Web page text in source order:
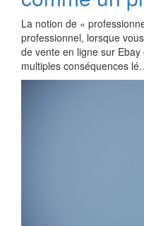
La notion de «
professionnel, lorsque
de vente en ligne sur
multiples conséquences